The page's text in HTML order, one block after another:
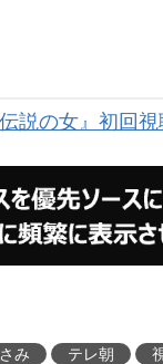
説の女』初回
み テレ朝